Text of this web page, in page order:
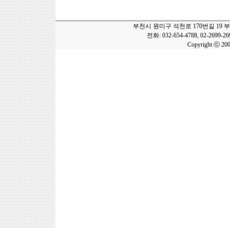
부천시 원미구 석천로 170번길 19
전화: 032-654-4788, 02-2699-
Copyright ⓒ